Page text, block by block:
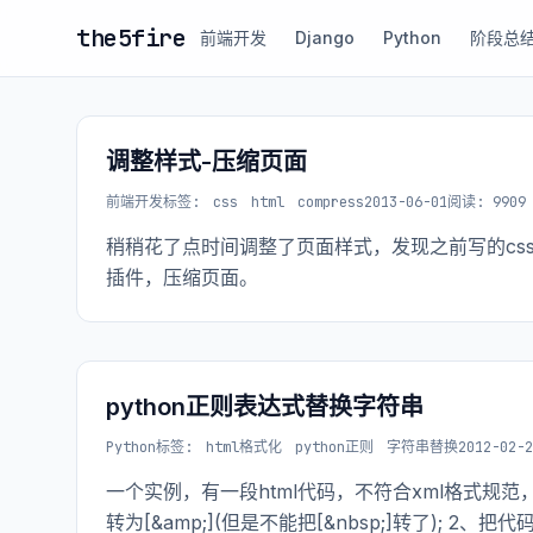
the5fire 前端开发 Django Python 阶段总
调整样式-压缩页面
前端开发标签: css html compress2013-06-01阅读: 9909
稍稍花了点时间调整了页面样式，发现之前写的
插件，压缩页面。
python正则表达式替换字符串
Python标签: html格式化 python正则 字符串替换2012-02-
一个实例，有一段html代码，不符合xml格式规
转为[&amp;](但是不能把[&nbsp;]转了); 2、把